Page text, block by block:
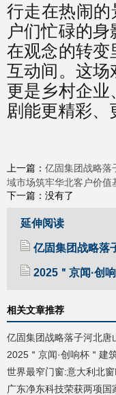
行走在热闹
户们忙碌的
在观念的转变
互动间。这场
更是乡村企
剧能更精彩、
上一篇： 亿固集团战略落
域市场筑牢华北客户价值
下一篇：没有了
延伸阅读
亿固集团战略落
2025＂京闻·创
相关文章推荐
亿固集团战略落子河北唐
2025＂京闻·创响杯＂建
世界最窄门窗:意大利北
广东净东科技荣获两项国